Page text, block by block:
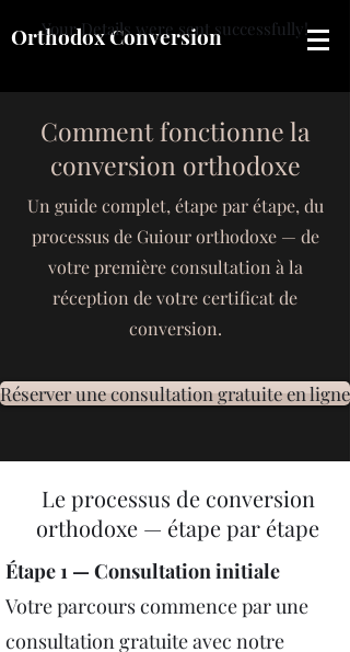
Orthodox Conversion
Your Details were sent successfully!
Comment fonctionne la
conversion orthodoxe
Un guide complet, étape par étape, du
processus de Guiour orthodoxe — de
votre première consultation à la
réception de votre certificat de
conversion.
Réserver une consultation gratuite en ligne
Le processus de conversion
orthodoxe — étape par étape
Étape 1 — Consultation initiale
Votre parcours commence par une
consultation gratuite avec notre